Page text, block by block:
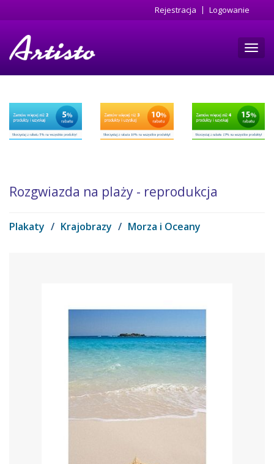
do
Rejestracja Logowanie
Rozgwiazda na plaży - reprodukcja
Plakaty / Krajobrazy / Morza i Oceany